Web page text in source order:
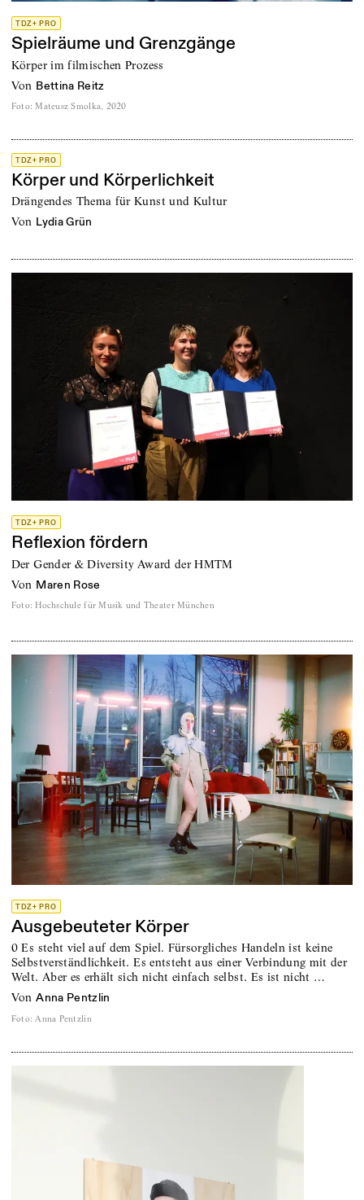
TDZ+ PRO
Spielräume und Grenzgänge
Körper im filmischen Prozess
von Bettina Reitz
Foto: Mateusz Smolka, 2020
TDZ+ PRO
Körper und Körperlichkeit
Drängendes Thema für Kunst und Kultur
von Lydia Grün
TDZ+ PRO
Reflexion fördern
Der Gender & Diversity Award der HMTM
von Maren Rose
Foto: Hochschule für Musik und Theater München
TDZ+ PRO
Ausgebeuteter Körper
0 Es steht viel auf dem Spiel. Fürsorgliches Handeln ist keine
Selbstverständlichkeit. Es entsteht aus einer Verbindung mit der
Welt. Aber es erhält sich nicht einfach selbst. Es ist nicht …
von Anna Pentzlin
Foto: Anna Pentzlin